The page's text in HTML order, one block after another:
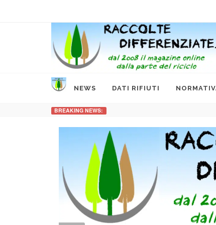
NEWS DATI RIFIUTI
BREAKING NEWS: